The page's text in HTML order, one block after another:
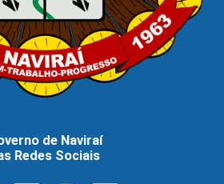
de Naviraí
Redes Sociais